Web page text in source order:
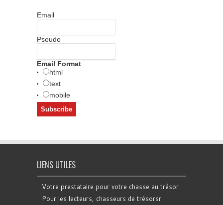
Email
Pseudo
Email Format
html
text
mobile
LIENS UTILES
Votre prestataire pour votre chasse au trésor
Pour les lecteurs, chasseurs de trésorsr